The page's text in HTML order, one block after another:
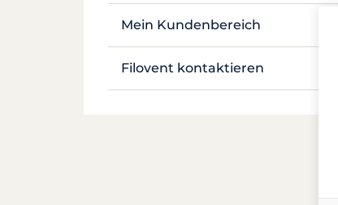
Dokumente und Formalitäten
Gepäck und Ausrüstung
Leben an Bord
Sicherheit an Bord
Bestandsaufnahme
Mein Kundenbereich
Meine Buchung verwalten
Filovent kontaktieren